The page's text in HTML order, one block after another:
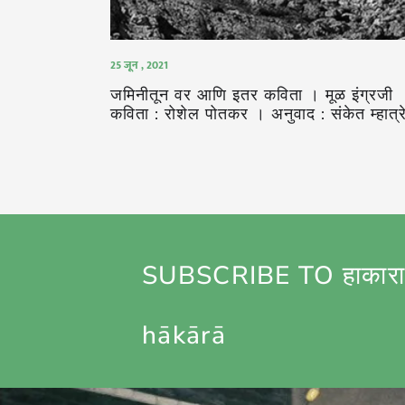
25 जून , 2021
जमिनीतून वर आणि इतर कविता । मूळ इंग्रजी
कविता : रोशेल पोतकर । अनुवाद : संकेत
SUBSCRIBE TO
hākārā